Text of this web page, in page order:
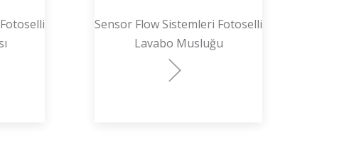
Sensor Flow Sistemleri Fotoselli
Lavabo Musluğu